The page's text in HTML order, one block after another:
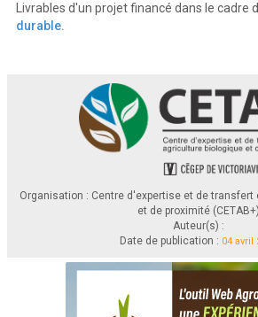
Livrables d'un projet financé dans le cadre
durable.
Organisation : Centre d'expertise et de
et de proximité (CETAB+)
Auteur(s) :
Date de publication : 04 avril